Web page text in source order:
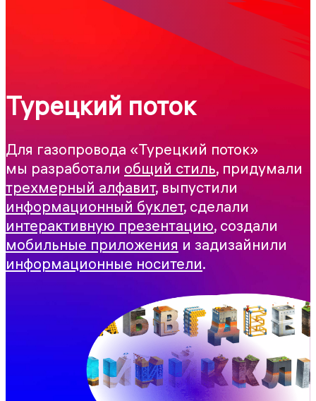
Турецкий поток
Для газопровода «Турецкий поток»
мы разработали общий стиль, придумали
трехмерный алфавит, выпустили
информационный буклет, сделали
интерактивную презентацию, создали
мобильные приложения и задизайнили
информационные носители.